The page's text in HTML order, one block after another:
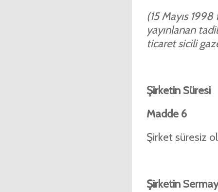
(15 Mayıs
yayınlanan
ticaret sicili
ŞirketinSüresi
Madde 6
Şirket süresiz
Şirketin